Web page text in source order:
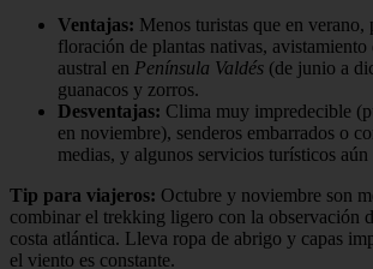
Ventajas: Menos turistas que en verano,
floración de plantas nativas, avistamiento
austral en Península Valdés (de junio a
guanacos y zorros.
Desventajas: Clima muy impredecible
en noviembre), senderos embarrados o
medias, y algunos servicios turísticos
Tip para viajeros: Octubre y noviembre son
combinar el trekking ligero con la observación
costa atlántica. Lleva ropa de abrigo y capas
el viento es constante.